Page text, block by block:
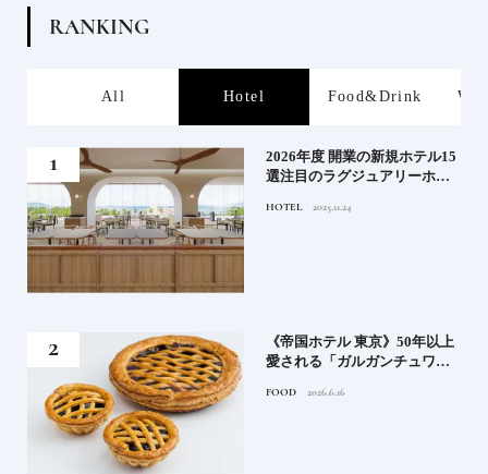
RANKING
All Hotel Food&Drink
2026年度 開業の新規ホテル15
選注目のラグジュアリーホテ
ィホテルまでご紹介【前編】
HOTEL 2025.11.24
《帝国ホテル 東京》50年以上
愛される「ガルガンチュワ」
テルの美味しいスイーツ
FOOD 2026.6.16